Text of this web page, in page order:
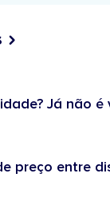
Já não
preço entre